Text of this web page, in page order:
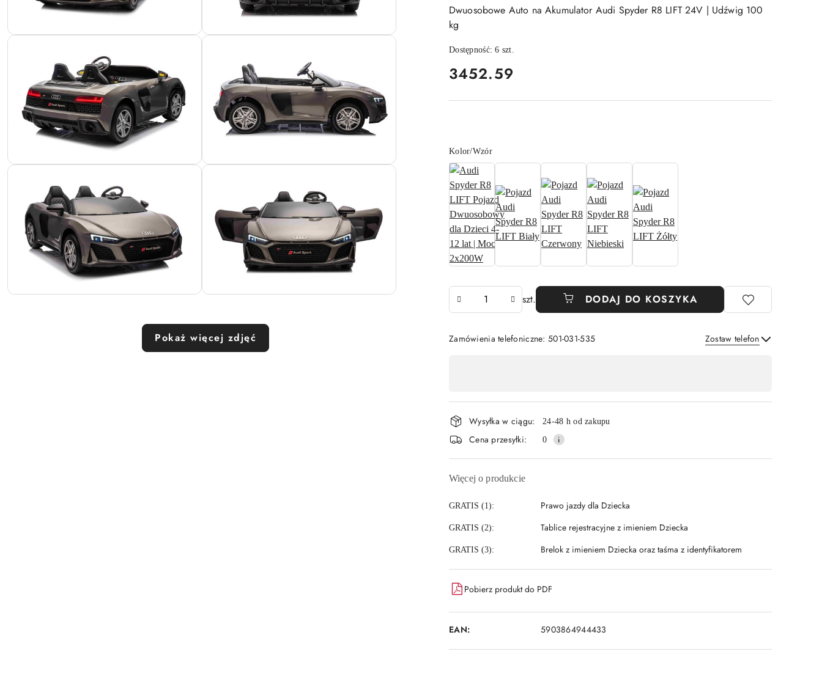
Pokaż więcej zdjęć
Dwuosobowe Auto na Akumulator Audi Spyder R8 LIFT 24V | Udźwig 100
kg
Dostępność:6 szt.
cena:
3452.59
Wariant
Kolor/Wzór
szt. DODAJ DO KOSZYKA
Zamówienia telefoniczne: 501-031-535 Zostaw telefon
płatność
i
dostawa
Wysyłka w ciągu: 24-48 h od zakupu
Cena przesyłki: 0
Więcej o produkcie
GRATIS (1): Prawo jazdy dla Dziecka
GRATIS (2): Tablice rejestracyjne z imieniem Dziecka
GRATIS (3): Brelok z imieniem Dziecka oraz taśma z identyfikatorem
Pobierz produkt do PDF
EAN: 5903864944433